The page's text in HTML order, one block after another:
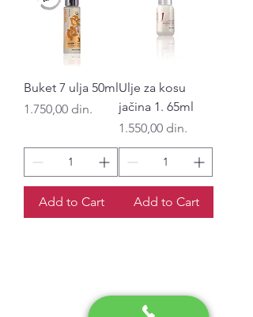
Buket 7 ulja 50ml
Price
1.750,00 din.
Add to Cart
Ulje za kosu
jačina 1. 65ml
Price
1.550,00 din.
Add to Cart
Arhimandrita Gerasima Zelića 3;
101-8-333-01